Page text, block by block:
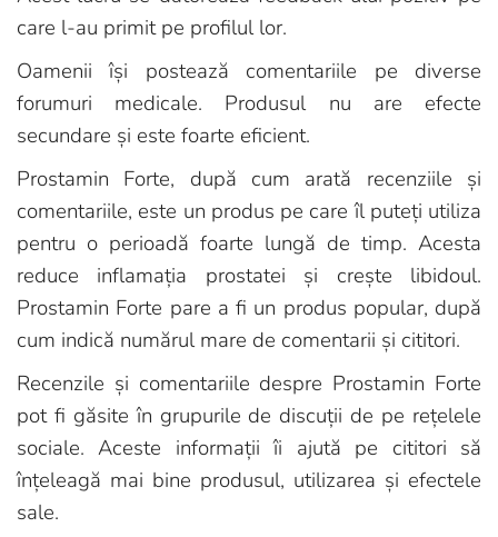
care l-au primit pe profilul lor.
Oamenii își postează comentariile pe diverse
forumuri medicale. Produsul nu are efecte
secundare și este foarte eficient.
Prostamin Forte, după cum arată recenziile și
comentariile, este un produs pe care îl puteți utiliza
pentru o perioadă foarte lungă de timp. Acesta
reduce inflamația prostatei și crește libidoul.
Prostamin Forte pare a fi un produs popular, după
cum indică numărul mare de comentarii și cititori.
Recenzile și comentariile despre Prostamin Forte
pot fi găsite în grupurile de discuții de pe rețelele
sociale. Aceste informații îi ajută pe cititori să
înțeleagă mai bine produsul, utilizarea și efectele
sale.